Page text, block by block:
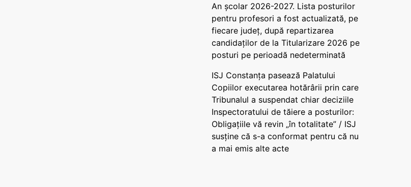
An școlar 2026-2027. Lista posturilor
pentru profesori a fost actualizată, pe
fiecare județ, după repartizarea
candidaților de la Titularizare 2026 pe
posturi pe perioadă nedeterminată
ISJ Constanța pasează Palatului
Copiilor executarea hotărârii prin care
Tribunalul a suspendat chiar deciziile
Inspectoratului de tăiere a posturilor:
Obligațiile vă revin „în totalitate” / ISJ
susține că s-a conformat pentru că nu
a mai emis alte acte